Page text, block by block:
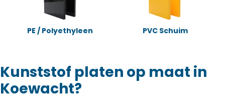
PE / Polyethyleen PVC Schuim
Kunststof platen op maat in
Koewacht?